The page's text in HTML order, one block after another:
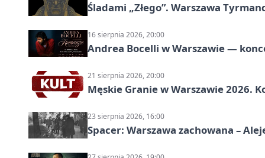
Śladami „Złego”. Warszawa
16 sierpnia 2026, 20:00
Andrea Bocelli w Warszawie —
21 sierpnia 2026, 20:00
Męskie Granie w Warszawie 2026.
23 sierpnia 2026, 16:00
Spacer: Warszawa zachowana –